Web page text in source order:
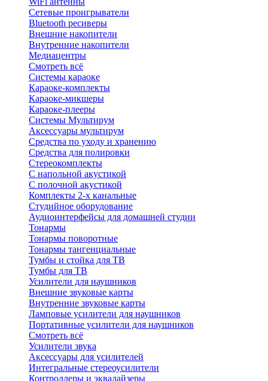
Сетевые проигрыватели
Bluetooth ресиверы
Внешние накопители
Внутренние накопители
Медиацентры
Смотреть всё
Системы караоке
Караоке-комплекты
Караоке-микшеры
Караоке-плееры
Системы Мультирум
Аксессуары мультирум
Средства по уходу и хранению
Средства для полировки
Стереокомплекты
C напольной акустикой
C полочной акустикой
Комплекты 2-х канальные
Студийное оборудование
Аудиоинтерфейсы для домашней студии
Тонармы
Тонармы поворотные
Тонармы тангенциальные
Тумбы и стойка для ТВ
Тумбы для ТВ
Усилители для наушников
Внешние звуковые карты
Внутренние звуковые карты
Ламповые усилители для наушников
Портативные усилители для наушников
Смотреть всё
Усилители звука
Аксессуары для усилителей
Интегральные стереоусилители
Контроллеры и эквалайзеры